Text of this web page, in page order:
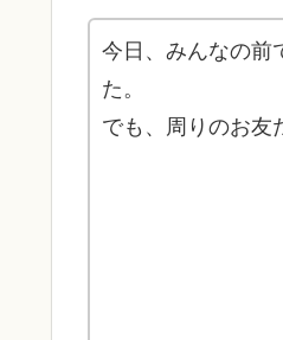
今日、みんなの前
た。
でも、周りのお友